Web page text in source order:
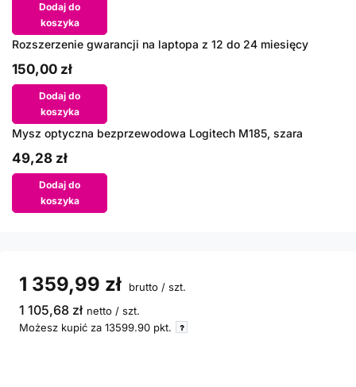
Dodaj do
koszyka
Rozszerzenie gwarancji na laptopa z 12 do 24 miesięcy
150,00 zł
Dodaj do
koszyka
Mysz optyczna bezprzewodowa Logitech M185, szara
49,28 zł
Dodaj do
koszyka
1 359,99 zł brutto / szt.
1 105,68 zł netto / szt.
Możesz kupić za 13599.90 pkt.